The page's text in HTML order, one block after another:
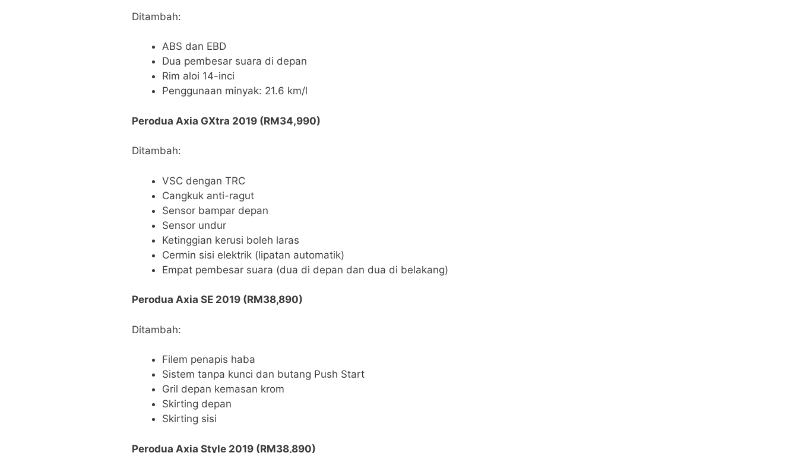
Ditambah:
ABS dan EBD
Dua pembesar suara di depan
Rim aloi 14-inci
Penggunaan minyak: 21.6 km/l
Perodua Axia GXtra 2019 (RM34,990)
Ditambah:
VSC dengan TRC
Cangkuk anti-ragut
Sensor bampar depan
Sensor undur
Ketinggian kerusi boleh laras
Cermin sisi elektrik (lipatan automatik)
Empat pembesar suara (dua di depan dan dua di belakang)
Perodua Axia SE 2019 (RM38,890)
Ditambah:
Filem penapis haba
Sistem tanpa kunci dan butang Push Start
Gril depan kemasan krom
Skirting depan
Skirting sisi
Perodua Axia Style 2019 (RM38,890)